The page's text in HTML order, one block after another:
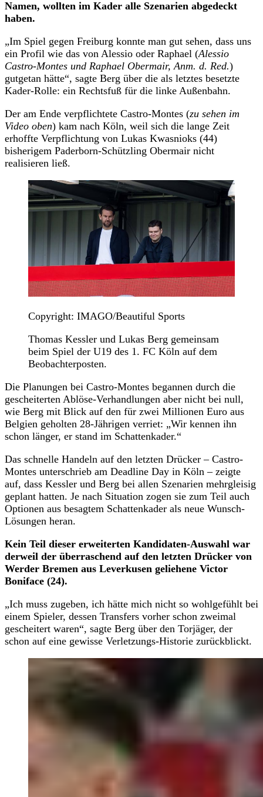
Namen, wollten im Kader alle Szenarien abgedeckt
haben.
„Im Spiel gegen Freiburg konnte man gut sehen, dass uns
ein Profil wie das von Alessio oder Raphael (Alessio
Castro-Montes und Raphael Obermair, Anm. d. Red.)
gutgetan hätte“, sagte Berg über die als letztes besetzte
Kader-Rolle: ein Rechtsfuß für die linke Außenbahn.
Der am Ende verpflichtete Castro-Montes (zu sehen im
Video oben) kam nach Köln, weil sich die lange Zeit
erhoffte Verpflichtung von Lukas Kwasnioks (44)
bisherigem Paderborn-Schützling Obermair nicht
realisieren ließ.
Copyright: IMAGO/Beautiful Sports
Thomas Kessler und Lukas Berg gemeinsam
beim Spiel der U19 des 1. FC Köln auf dem
Beobachterposten.
Die Planungen bei Castro-Montes begannen durch die
gescheiterten Ablöse-Verhandlungen aber nicht bei null,
wie Berg mit Blick auf den für zwei Millionen Euro aus
Belgien geholten 28-Jährigen verriet: „Wir kennen ihn
schon länger, er stand im Schattenkader.“
Das schnelle Handeln auf den letzten Drücker – Castro-
Montes unterschrieb am Deadline Day in Köln – zeigte
auf, dass Kessler und Berg bei allen Szenarien mehrgleisig
geplant hatten. Je nach Situation zogen sie zum Teil auch
Optionen aus besagtem Schattenkader als neue Wunsch-
Lösungen heran.
Kein Teil dieser erweiterten Kandidaten-Auswahl war
derweil der überraschend auf den letzten Drücker von
Werder Bremen aus Leverkusen geliehene Victor
Boniface (24).
„Ich muss zugeben, ich hätte mich nicht so wohlgefühlt bei
einem Spieler, dessen Transfers vorher schon zweimal
gescheitert waren“, sagte Berg über den Torjäger, der
schon auf eine gewisse Verletzungs-Historie zurückblickt.